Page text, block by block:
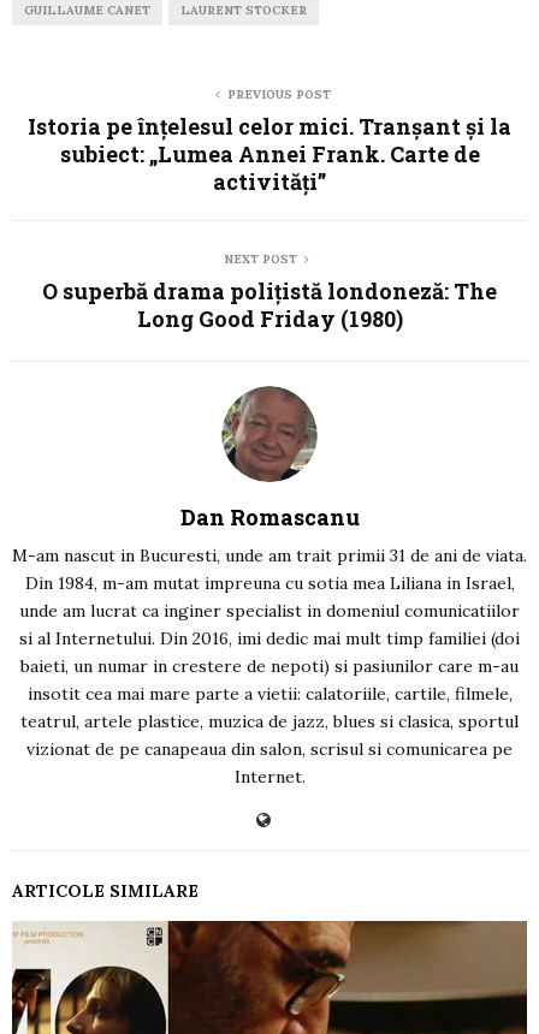
GUILLAUME CANET LAURENT STOCKER
PREVIOUS POST
Istoria pe înțelesul celor mici. Tranșant și la
subiect: „Lumea Annei Frank. Carte de
activități”
NEXT POST
O superbă drama polițistă londoneză: The
Long Good Friday (1980)
Dan Romascanu
M-am nascut in Bucuresti, unde am trait primii 31 de ani de viata.
Din 1984, m-am mutat impreuna cu sotia mea Liliana in Israel,
unde am lucrat ca inginer specialist in domeniul comunicatiilor
si al Internetului. Din 2016, imi dedic mai mult timp familiei (doi
baieti, un numar in crestere de nepoti) si pasiunilor care m-au
insotit cea mai mare parte a vietii: calatoriile, cartile, filmele,
teatrul, artele plastice, muzica de jazz, blues si clasica, sportul
vizionat de pe canapeaua din salon, scrisul si comunicarea pe
Internet.
ARTICOLE SIMILARE